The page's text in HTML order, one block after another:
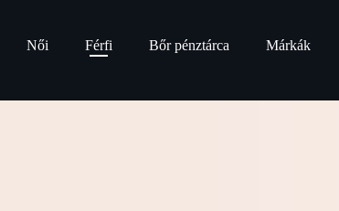
Női Férfi Bőr pénztárca Márkák